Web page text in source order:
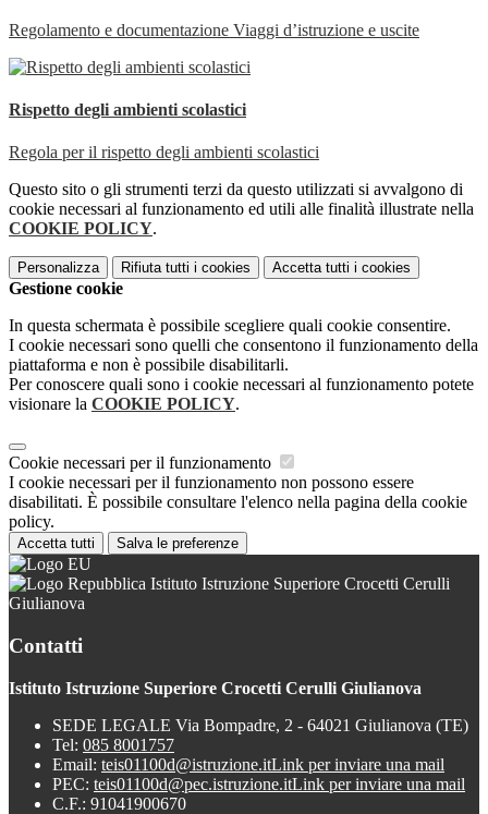
Regolamento e documentazione Viaggi d’istruzione e uscite
Rispetto degli ambienti scolastici
Regola per il rispetto degli ambienti scolastici
Questo sito o gli strumenti terzi da questo utilizzati si avvalgono di
cookie necessari al funzionamento ed utili alle finalità illustrate nella
COOKIE POLICY.
Personalizza Rifiuta tutti i cookies Accetta tutti i cookies
Gestione cookie
In questa schermata è possibile scegliere quali cookie consentire.
I cookie necessari sono quelli che consentono il funzionamento della
piattaforma e non è possibile disabilitarli.
Per conoscere quali sono i cookie necessari al funzionamento potete
visionare la COOKIE POLICY.
Cookie necessari per il funzionamento
I cookie necessari per il funzionamento non possono essere
disabilitati. È possibile consultare l'elenco nella pagina della cookie
policy.
Accetta tutti Salva le preferenze
Istituto Istruzione Superiore Crocetti Cerulli
Giulianova
Contatti
Istituto Istruzione Superiore Crocetti Cerulli Giulianova
SEDE LEGALE Via Bompadre, 2 - 64021 Giulianova (TE)
Tel: 085 8001757
Email: teis01100d@istruzione.itLink per inviare una mail
PEC: teis01100d@pec.istruzione.itLink per inviare una mail
C.F.: 91041900670